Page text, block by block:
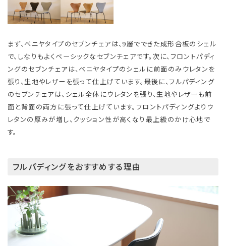
まず、ベニヤタイプのセブンチェアは、9層でできた成形合板のシェル
で、しなりもよくベーシックなセブンチェアです。次に、フロントパディ
ングのセブンチェアは、ベニヤタイプのシェルに前面のみウレタンを
張り、生地やレザーを張って仕上げています。最後に、フルパディング
のセブンチェアは、シェル全体にウレタンを張り、生地やレザーも前
面と背面の両方に張って仕上げています。フロントパディングよりウ
レタンの厚みが増し、クッション性が高くなり最上級のかけ心地で
す。
フルパディングをおすすめする理由